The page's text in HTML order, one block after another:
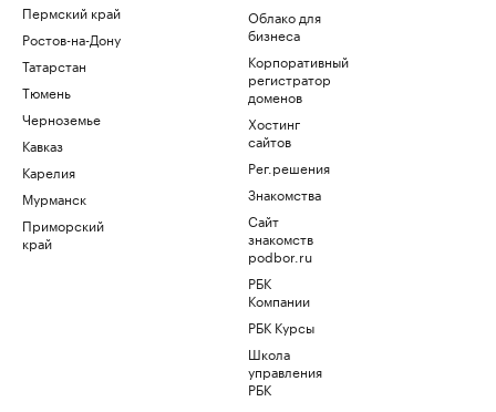
Пермский край
Ростов-на-Дону
Татарстан
Тюмень
Черноземье
Кавказ
Карелия
Мурманск
Приморский
край
Облако для
бизнеса
Корпоративный
регистратор
доменов
Хостинг
сайтов
Рег.решения
Знакомства
Сайт
знакомств
podbor.ru
РБК
Компании
РБК Курсы
Школа
управления
РБК